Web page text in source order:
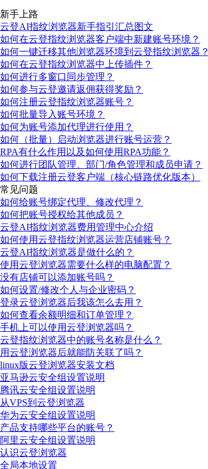
新手上路
云登AI指纹浏览器新手指引汇总图文
如何在云登指纹浏览器客户端中新建账号环境？
如何一键迁移其他浏览器环境到云登指纹浏览器？
如何在云登指纹浏览器中上传插件？
如何进行多窗口同步管理？
如何参与云登邀请返佣获得奖励？
如何注册云登指纹浏览器账号？
如何批量导入账号环境？
如何为账号添加代理进行使用？
如何（批量）启动浏览器进行账号运营？
RPA有什么作用以及如何使用RPA功能？
如何进行团队管理、部门/角色管理和成员申请？
如何下载注册云登客户端（核心链路优化版本）
常见问题
如何给账号绑定代理、修改代理？
如何把账号授权给其他成员？
云登AI指纹浏览器费用管理中心介绍
如何使用云登指纹浏览器运营店铺账号？
云登AI指纹浏览器是做什么的？
使用云登浏览器需要什么样的电脑配置？
没有店铺可以添加账号吗？
如何设置/修改个人与企业密码？
登录云登浏览器后我该怎么去用？
如何查看余额明细和订单管理？
手机上可以使用云登浏览器吗？
云登指纹浏览器中的账号名称是什么？
用云登浏览器后就能防关联了吗？
linux版云登浏览器安装文档
亚马逊云安全组设置说明
腾讯云安全组设置说明
从VPS到云登浏览器
华为云安全组设置说明
产品支持哪些平台的账号？
阿里云安全组设置说明
认识云登浏览器
全局本地设置